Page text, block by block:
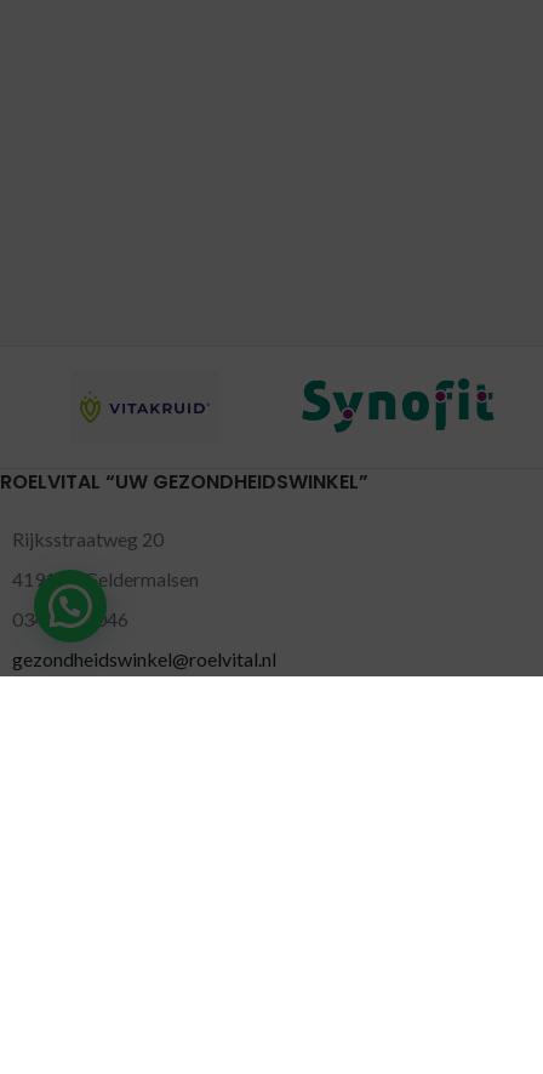
ROELVITAL “UW GEZONDHEIDSWINKEL”
Rijksstraatweg 20
4191 SE Geldermalsen
0345-701046
gezondheidswinkel@roelvital.nl